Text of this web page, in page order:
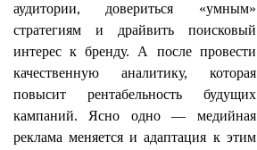
аудитории, довериться «умным»
стратегиям и драйвить поисковый
интерес к бренду. А после провести
качественную аналитику, которая
повысит рентабельность будущих
кампаний. Ясно одно — медийная
реклама меняется и адаптация к этим